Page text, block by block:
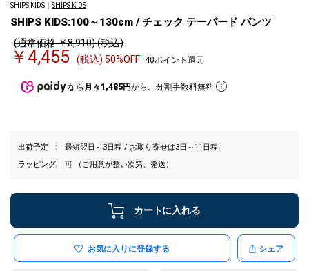
SHIPS KIDS｜ SHIPS KIDS
SHIPS KIDS:100～130cm / チェック テーパード パンツ
(通常価格 ￥8,910) (税込)
￥4,455 (税込) 50%OFF 40ポイント還元
なら 月々1,485円から。分割手数料無料
出荷予定
最短翌日～3日程 / お取り寄せは3日～11日程
ラッピング
可 （ご用意が整い次第、発送）
カートに入れる
お気に入りに登録する シェア